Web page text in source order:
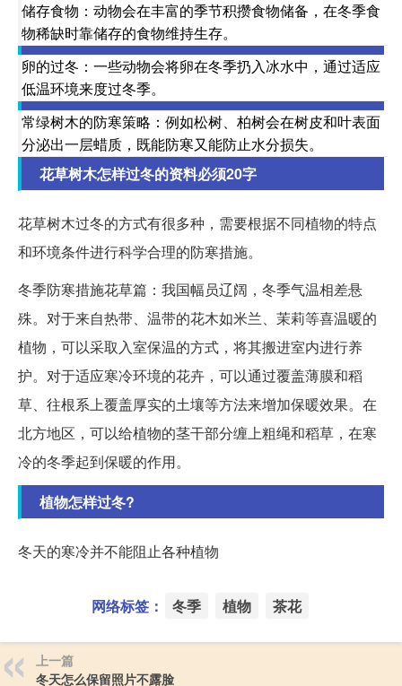
储存食物：动物会在丰富的季节积攒食物储备，在冬季食
物稀缺时靠储存的食物维持生存。
卵的过冬：一些动物会将卵在冬季扔入冰水中，通过适应
低温环境来度过冬季。
常绿树木的防寒策略：例如松树、柏树会在树皮和叶表面
分泌出一层蜡质，既能防寒又能防止水分损失。
花草树木怎样过冬的资料必须20字
花草树木过冬的方式有很多种，需要根据不同植物的特点
和环境条件进行科学合理的防寒措施。
冬季防寒措施花草篇：我国幅员辽阔，冬季气温相差悬
殊。对于来自热带、温带的花木如米兰、茉莉等喜温暖的
植物，可以采取入室保温的方式，将其搬进室内进行养
护。对于适应寒冷环境的花卉，可以通过覆盖薄膜和稻
草、往根系上覆盖厚实的土壤等方法来增加保暖效果。在
北方地区，可以给植物的茎干部分缠上粗绳和稻草，在寒
冷的冬季起到保暖的作用。
植物怎样过冬?
冬天的寒冷并不能阻止各种植物
网络标签： 冬季 植物 茶花
上一篇
冬天怎么保留照片不露脸